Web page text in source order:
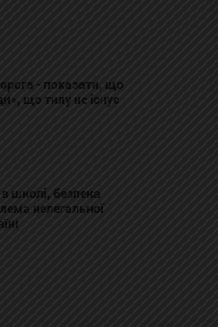
- показати, що
що тилу не існує
школі, безпека
нелегальної